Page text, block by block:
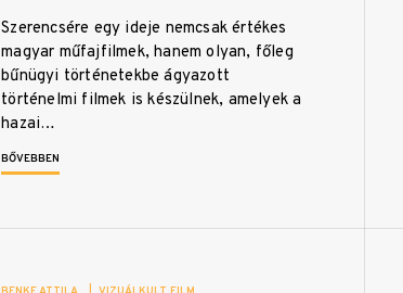
Szerencsére egy ideje nemcsak értékes
magyar műfajfilmek, hanem olyan, főleg
bűnügyi történetekbe ágyazott
történelmi filmek is készülnek, amelyek a
hazai…
BŐVEBBEN